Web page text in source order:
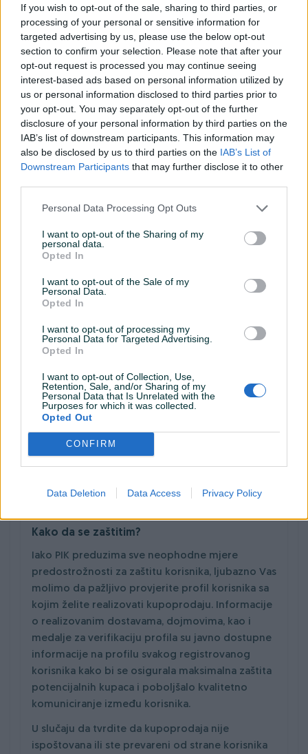
If you wish to opt-out of the sale, sharing to third parties, or
processing of your personal or sensitive information for
targeted advertising by us, please use the below opt-out
section to confirm your selection. Please note that after your
opt-out request is processed you may continue seeing
interest-based ads based on personal information utilized by
us or personal information disclosed to third parties prior to
your opt-out. You may separately opt-out of the further
disclosure of your personal information by third parties on the
IAB’s list of downstream participants. This information may
also be disclosed by us to third parties on the IAB’s List of
Downstream Participants that may further disclose it to other
Personal Data Processing Opt Outs
I want to opt-out of the Sharing of my
personal data.
Opted In
I want to opt-out of the Sale of my
Personal Data.
Opted In
I want to opt-out of processing my
Personal Data for Targeted Advertising.
Opted In
I want to opt-out of Collection, Use,
Retention, Sale, and/or Sharing of my
Personal Data that Is Unrelated with the
Purposes for which it was collected.
Opted Out
CONFIRM
Data Deletion Data Access Privacy Policy
zaključivanja kupoprodaje. Snimanje i učitavanje
originalnih i kvalitetnih fotografija Vaš oglas
učinit će autentičnim i izdvojiti ga od ostalih
oglasa na PIK.ba.
Način plaćanja i dostava
Koji način dostave je najsigurniji?
PIK.ba preporučuje PIK integrisanu dostavu kao
dostavu, uveli smo zaštitu povrata pošiljke, na
način da PIK.ba snosi troškove povrata u slučaju
da kupac odbije prijem pošiljke. Dostupan način
preuzimanja željenog proizvoda jeste i lično
preuzimanje, koje Vam ostavlja mogućnost
provjere proizvoda i utvrđivanje generalnog
Plaćanje kroz PIK sistem integrisane
drugi vid plaćanja trenutno nije omogućen!
Ni u kom slučaju ne unosite lične podatka
poput e-mail adrese ili broja bankovne
kartice (CVC/CVV broj)– za prijem uplate od
kupca - dovoljno je da ustupite Vaš broj
Kako da se zaštitim?
Iako PIK preduzima sve neophodne mjere
predostrožnosti za zaštitu korisnika, ljubazno Vas
molimo da pažljivo provjerite profil korisnika sa
kojim želite realizovati kupoprodaju. Informacije
o realizovanim dostavama, dojmovima, kao i
medalje za verifikaciju profila su javno dostupne
informacije na profilu svakog registrovanog
korisnika kako bi se osigurala maksimalna zaštita
potencijalnih kupaca i poboljšalo kvalitetno
komuniciranje između korisnika.
U slučaju da tvrdite da kupoprodaja nije
ispoštovana ili ste prevareni od strane korisnika